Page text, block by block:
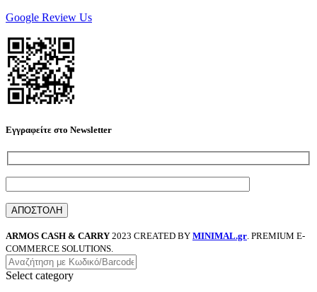
Google Review Us
Εγγραφείτε στο Newsletter
ARMOS CASH & CARRY 2023 CREATED BY MINIMAL.gr . PREMIUM E-
COMMERCE SOLUTIONS.
Select category